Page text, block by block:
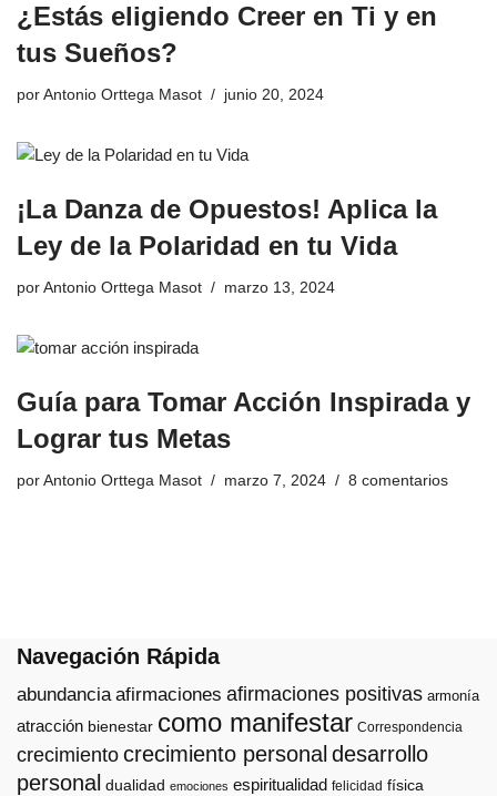
¿Estás eligiendo Creer en Ti y en
tus Sueños?
por Antonio Orttega Masot junio 20, 2024
¡La Danza de Opuestos! Aplica la
Ley de la Polaridad en tu Vida
por Antonio Orttega Masot marzo 13, 2024
Guía para Tomar Acción Inspirada y
Lograr tus Metas
por Antonio Orttega Masot marzo 7, 2024 8 comentarios
Navegación Rápida
abundancia afirmaciones afirmaciones positivas armonía
atracción bienestar como manifestar Correspondencia
crecimiento crecimiento personal desarrollo
personal dualidad emociones espiritualidad felicidad física